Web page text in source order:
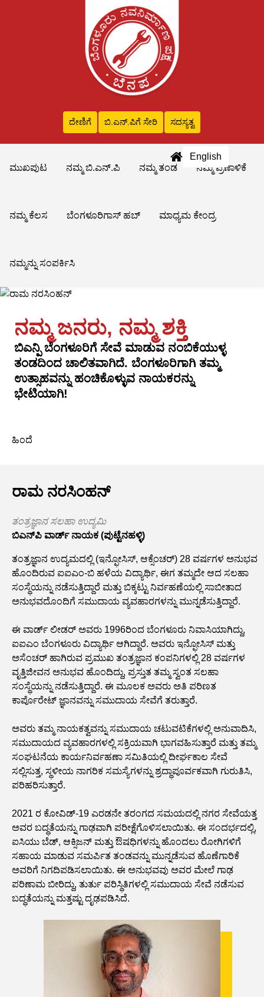
ದೇಣಿಗೆ ಬಿ.ಎನ್‌.ಪಿಗೆ ಸೇರಿ ಸದಸ್ಯತ್ವ
English
ಮುಖಪುಟ
ನಮ್ಮ ಬಿ.ಎನ್.ಪಿ ನಮ್ಮ ತಂಡ ನಮ್ಮ ಪ್ರಣಾಳಿಕೆ
ನಮ್ಮ ಕೆಲಸ ಬೆಂಗಳೂರಿಗಾಸ್ ಹಬ್ ಮಾಧ್ಯಮ ಕೇಂದ್ರ
ನಮ್ಮನ್ನು ಸಂಪರ್ಕಿಸಿ
ನಮ್ಮ ಜನರು, ನಮ್ಮ ಶಕ್ತಿ
ಬಿಎನ್ಪಿ ಬೆಂಗಳೂರಿಗೆ ಸೇವೆ ಮಾಡುವ ನಂಬಿಕೆಯುಳ್ಳ
ತಂಡದಿಂದ ಚಾಲಿತವಾಗಿದೆ. ಬೆಂಗಳೂರಿಗಾಗಿ ತಮ್ಮ
ಉತ್ಸಾಹವನ್ನು ಹಂಚಿಕೊಳ್ಳುವ ನಾಯಕರನ್ನು
ಭೇಟಿಯಾಗಿ!
ಹಿಂದೆ
ರಾಮ ನರಸಿಂಹನ್
ತಂತ್ರಜ್ಞಾನ ಸಲಹಾ ಉದ್ಯಮಿ
ಬಿಎನ್‌ಪಿ ವಾರ್ಡ್ ನಾಯಕ (ಪುಟ್ಟೆನಹಳ್ಳಿ)
ತಂತ್ರಜ್ಞಾನ ಉದ್ಯಮದಲ್ಲಿ (ಇನ್ಫೋಸಿಸ್, ಆಕ್ಸೆಂಚರ್) 28 ವರ್ಷಗಳ ಅನುಭವ
ಹೊಂದಿರುವ ಐಐಎಂ-ಬಿ ಹಳೆಯ ವಿದ್ಯಾರ್ಥಿ, ಈಗ ತಮ್ಮದೇ ಆದ ಸಲಹಾ
ಸಂಸ್ಥೆಯನ್ನು ನಡೆಸುತ್ತಿದ್ದಾರೆ ಮತ್ತು ಬಿಕ್ಕಟ್ಟು ನಿರ್ವಹಣೆಯಲ್ಲಿ ಸಾಬೀತಾದ
ಅನುಭವದೊಂದಿಗೆ ಸಮುದಾಯ ವ್ಯವಹಾರಗಳನ್ನು ಮುನ್ನಡೆಸುತ್ತಿದ್ದಾರೆ.
ಈ ವಾರ್ಡ್ ಲೀಡರ್ ಅವರು 1996ರಿಂದ ಬೆಂಗಳೂರು ನಿವಾಸಿಯಾಗಿದ್ದು,
ಐಐಎಂ ಬೆಂಗಳೂರು ವಿದ್ಯಾರ್ಥಿ ಆಗಿದ್ದಾರೆ. ಅವರು ಇನ್ಫೋಸಿಸ್ ಮತ್ತು
ಅಸೆಂಚರ್ ಹಾಗಿರುವ ಪ್ರಮುಖ ತಂತ್ರಜ್ಞಾನ ಕಂಪನಿಗಳಲ್ಲಿ 28 ವರ್ಷಗಳ
ವೃತ್ತಿಜೀವನ ಅನುಭವ ಹೊಂದಿದ್ದು, ಪ್ರಸ್ತುತ ತಮ್ಮ ಸ್ವಂತ ಸಲಹಾ
ಸಂಸ್ಥೆಯನ್ನು ನಡೆಸುತ್ತಿದ್ದಾರೆ. ಈ ಮೂಲಕ ಅವರು ಅತಿ ಪರಿಣತ
ಕಾರ್ಪೊರೇಟ್ ಜ್ಞಾನವನ್ನು ಸಮುದಾಯ ಸೇವೆಗೆ ತರುತ್ತಾರೆ.
ಅವರು ತಮ್ಮ ನಾಯಕತ್ವವನ್ನು ಸಮುದಾಯ ಚಟುವಟಿಕೆಗಳಲ್ಲಿ ಅನುವಾದಿಸಿ,
ಸಮುದಾಯದ ವ್ಯವಹಾರಗಳಲ್ಲಿ ಸಕ್ರಿಯವಾಗಿ ಭಾಗವಹಿಸುತ್ತಾರೆ ಮತ್ತು ತಮ್ಮ
ಸಂಘಟನೆಯ ಕಾರ್ಯನಿರ್ವಹಣಾ ಸಮಿತಿಯಲ್ಲಿ ದೀರ್ಘಕಾಲ ಸೇವೆ
ಸಲ್ಲಿಸುತ್ತ, ಸ್ಥಳೀಯ ನಾಗರಿಕ ಸಮಸ್ಯೆಗಳನ್ನು ಶ್ರದ್ಧಾಪೂರ್ವಕವಾಗಿ ಗುರುತಿಸಿ,
ಪರಿಹರಿಸುತ್ತಾರೆ.
2021 ರ ಕೋವಿಡ್-19 ಎರಡನೇ ತರಂಗದ ಸಮಯದಲ್ಲಿ ನಗರ ಸೇವೆಯತ್ತ
ಅವರ ಬದ್ಧತೆಯನ್ನು ಗಾಢವಾಗಿ ಪರೀಕ್ಷೆಗೊಳಿಸಲಾಯಿತು. ಈ ಸಂದರ್ಭದಲ್ಲಿ,
ಐಸಿಯು ಬೆಡ್, ಆಕ್ಸಿಜನ್ ಮತ್ತು ಔಷಧಿಗಳನ್ನು ಹೊಂದಲು ರೋಗಿಗಳಿಗೆ
ಸಹಾಯ ಮಾಡುವ ಸಮರ್ಪಿತ ತಂಡವನ್ನು ಮುನ್ನಡೆಸುವ ಹೊಣೆಗಾರಿಕೆ
ಅವರಿಗೆ ನಿಗದಿಪಡಿಸಲಾಯಿತು. ಈ ಅನುಭವವು ಅವರ ಮೇಲೆ ಗಾಢ
ಪರಿಣಾಮ ಬೀರಿದ್ದು, ತುರ್ತು ಪರಿಸ್ಥಿತಿಗಳಲ್ಲಿ ಸಮುದಾಯ ಸೇವೆ ನಡೆಸುವ
ಬದ್ಧತೆಯನ್ನು ಮತ್ತಷ್ಟು ದೃಢಪಡಿಸಿದೆ.